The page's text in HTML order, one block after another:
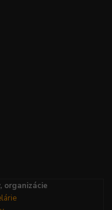
organizácie